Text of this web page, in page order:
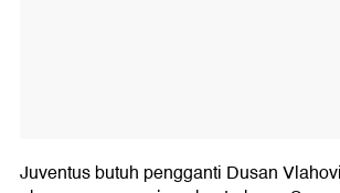
Juventus butuh pengganti Dusan